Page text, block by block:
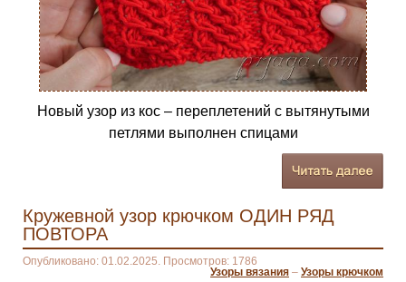
Новый узор из кос – переплетений с вытянутыми
петлями выполнен спицами
Кружевной узор крючком ОДИН РЯД
ПОВТОРА
Опубликовано: 01.02.2025. Просмотров: 1786
Узоры вязания – Узоры крючком